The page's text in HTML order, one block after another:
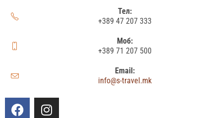
Тел:
+389 47 207 333
Моб:
+389 71 207 500
Email:
info@s-travel.mk